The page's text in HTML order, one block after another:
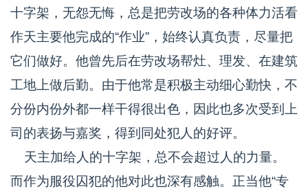
十字架，无怨无悔，总是把劳改场的各种体力活看
作天主要他完成的“作业”，始终认真负责，尽量把
它们做好。他曾先后在劳改场帮灶、理发、在建筑
工地上做后勤。由于他常是积极主动细心勤快，不
分份内份外都一样干得很出色，因此也多次受到上
司的表扬与嘉奖，得到同处犯人的好评。
天主加给人的十字架，总不会超过人的力量。
而作为服役囚犯的他对此也深有感触。正当他“专